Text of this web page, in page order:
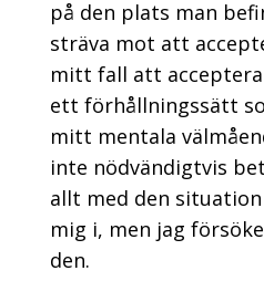
på den plats man
sträva mot att
mitt fall att
ett förhållningssätt
mitt mentala
inte nödvändigtvis
allt med den
mig i, men jag
den.